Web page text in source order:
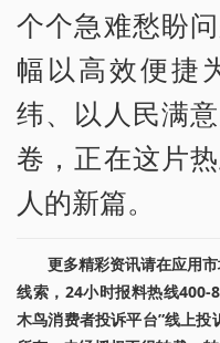
个个急难愁盼
幅以高效便捷
纬、以人民满
卷，正在这片
人的新篇。
更多精彩资讯请在应用
线索，24小时报料热线400-
木鸟消费者投诉平台”线上